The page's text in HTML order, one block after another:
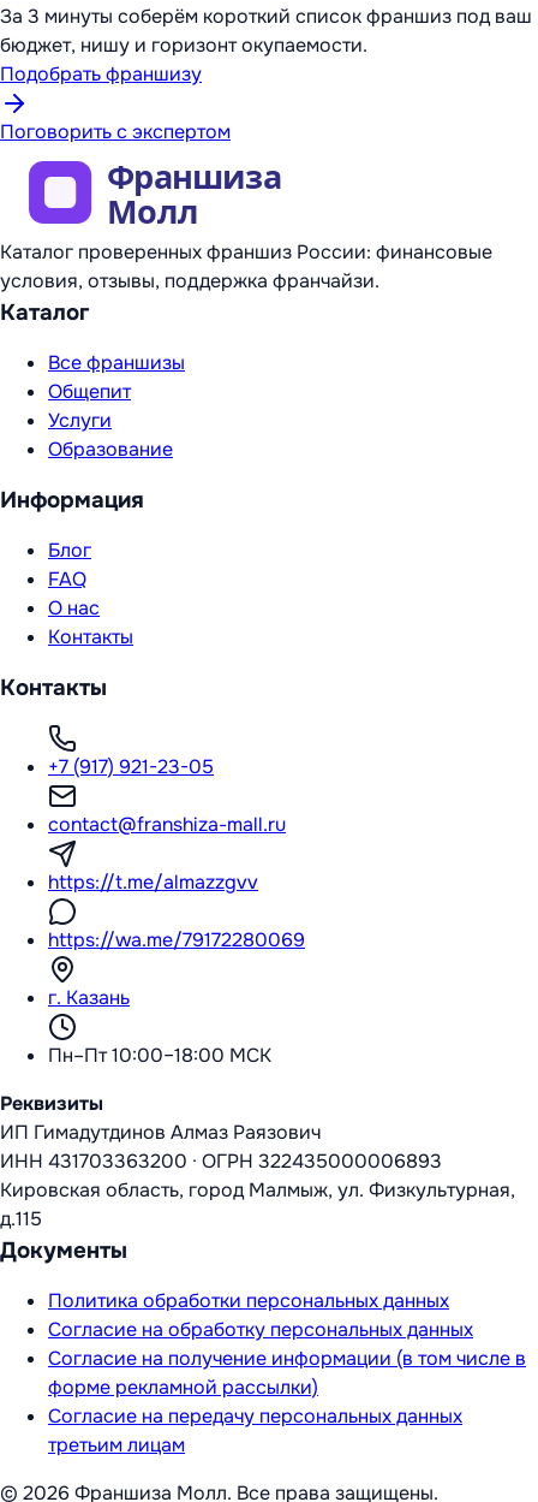
За 3 минуты соберём короткий список франшиз под ваш
бюджет, нишу и горизонт окупаемости.
Подобрать франшизу
Поговорить с экспертом
Каталог проверенных франшиз России: финансовые
условия, отзывы, поддержка франчайзи.
Каталог
Все франшизы
Общепит
Услуги
Образование
Информация
Блог
FAQ
О нас
Контакты
Контакты
+7 (917) 921-23-05
contact@franshiza-mall.ru
https://t.me/almazzgvv
https://wa.me/79172280069
г. Казань
Пн–Пт 10:00–18:00 МСК
Реквизиты
ИП Гимадутдинов Алмаз Раязович
ИНН 431703363200 · ОГРН 322435000006893
Кировская область, город Малмыж, ул. Физкультурная,
д.115
Документы
Политика обработки персональных данных
Согласие на обработку персональных данных
Согласие на получение информации (в том числе в
форме рекламной рассылки)
Согласие на передачу персональных данных
третьим лицам
© 2026 Франшиза Молл. Все права защищены.